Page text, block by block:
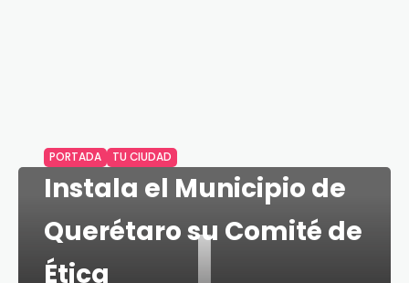
I
PORTADA TU CIUDAD
Instala el Municipio de
Querétaro su Comité de
Ética